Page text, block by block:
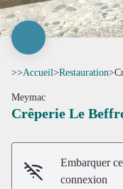
>>Accueil>Restauration>
Meymac
Crêperie Le
Embarquer
connexion